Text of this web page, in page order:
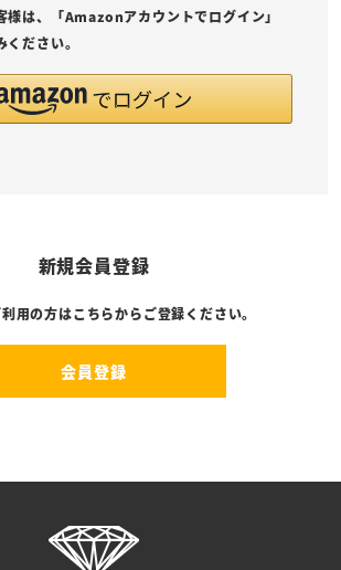
様は、「Amazonアカウントでログイン」
ださい。
新規会員登録
用の方はこちらからご登録ください。
会員登録